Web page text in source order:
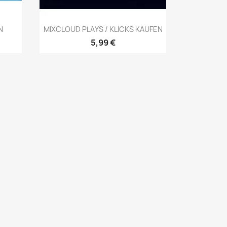
Vista rápida
MIXCLOUD PLAYS / KLICKS KAUFEN
5,99 €